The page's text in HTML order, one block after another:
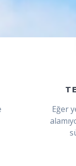
Eğer